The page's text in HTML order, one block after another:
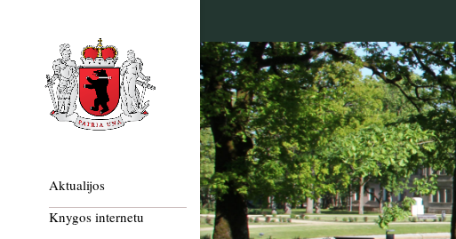
Aktualijos
Knygos internetu